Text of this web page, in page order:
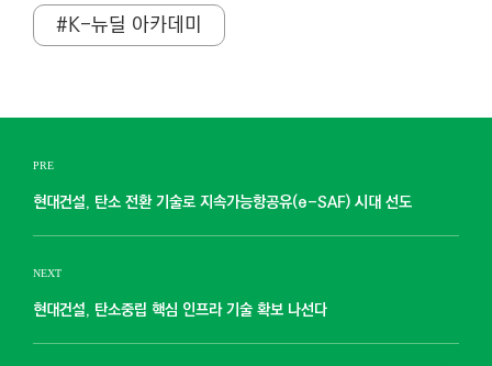
#K-뉴딜 아카데미
PRE
현대건설, 탄소 전환 기술로 지속가능항공유(e-SAF) 시대 선도
NEXT
현대건설, 탄소중립 핵심 인프라 기술 확보 나선다